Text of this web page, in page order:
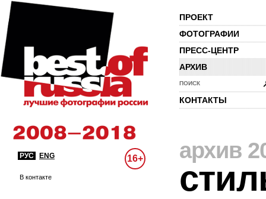
ПРОЕКТ
ФОТОГРАФИИ
ПРЕСС-ЦЕНТР
АРХИВ
ПОИСК
КОНТАКТЫ
РУС ENG 16+
В контакте
архив